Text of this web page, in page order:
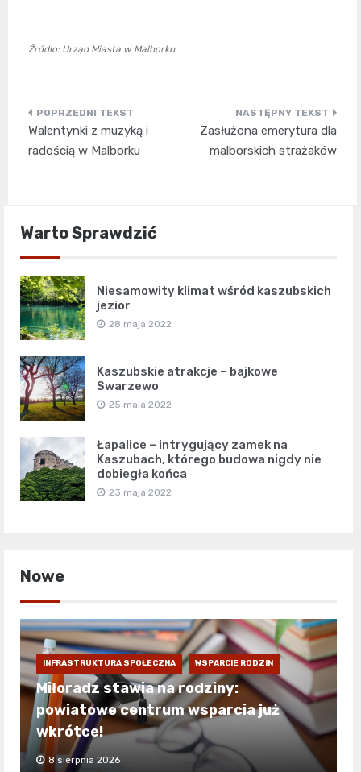
Źródło: Urząd Miasta w Malborku
Nawigacja
wpisu
Walentynki z muzyką i
radością w Malborku
Zasłużona emerytura dla
malborskich strażaków
Warto Sprawdzić
Niesamowity klimat wśród kaszubskich
jezior
28 maja 2022
Kaszubskie atrakcje – bajkowe
Swarzewo
25 maja 2022
Łapalice – intrygujący zamek na
Kaszubach, którego budowa nigdy nie
dobiegła końca
23 maja 2022
Nowe
INFRASTRUKTURA SPOŁECZNA WSPARCIE RODZIN
Miłoradz stawia na rodziny:
powiatowe centrum wsparcia już
wkrótce!
8 sierpnia 2026